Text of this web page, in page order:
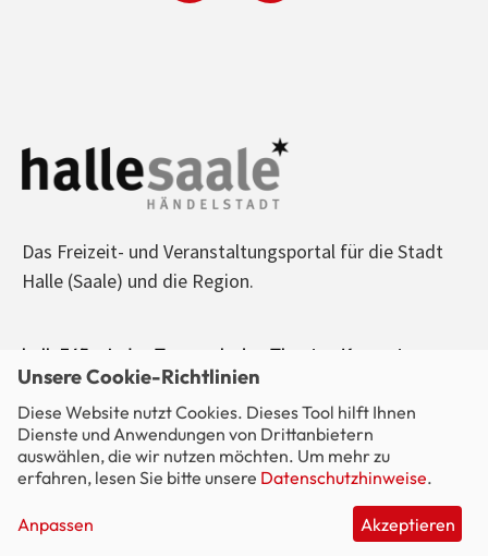
Das Freizeit- und Veranstaltungsportal für die Stadt
Halle (Saale) und die Region.
halle365 - Jeden Tag was los! - Theater, Konzerte,
Sport, Kino, Ausstellungen, Freizeit, Party - alle
Veranstaltungen im Blick.
Unsere Cookie-Richtlinien
Diese Website nutzt Cookies. Dieses Tool hilft Ihnen
Dienste und Anwendungen von Drittanbietern
auswählen, die wir nutzen möchten. Um mehr zu
erfahren, lesen Sie bitte unsere Datenschutzhinweise.
Anpassen Akzeptieren